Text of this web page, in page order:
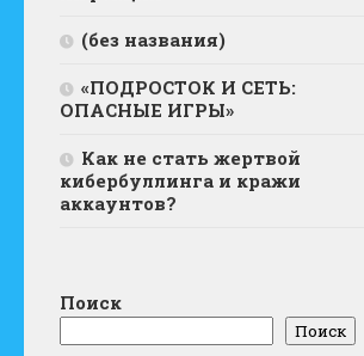
(без названия)
«ПОДРОСТОК И СЕТЬ:
ОПАСНЫЕ ИГРЫ»
Как не стать жертвой
кибербуллинга и кражи
аккаунтов?
Поиск
Поиск